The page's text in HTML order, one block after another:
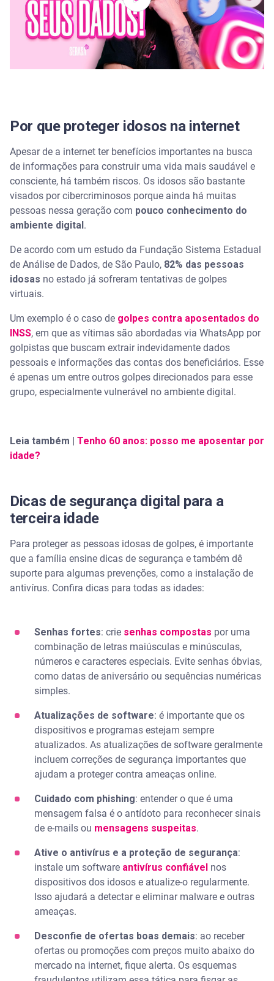
Por que proteger idosos na internet
Apesar de a internet ter benefícios importantes na busca
de informações para construir uma vida mais saudável e
consciente, há também riscos. Os idosos são bastante
visados por cibercriminosos porque ainda há muitas
pessoas nessa geração com pouco conhecimento do
ambiente digital .
De acordo com um estudo da Fundação Sistema Estadual
de Análise de Dados, de São Paulo, 82% das pessoas
idosas no estado já sofreram tentativas de golpes
virtuais.
Um exemplo é o caso de golpes contra aposentados do
INSS, em que as vítimas são abordadas via WhatsApp por
golpistas que buscam extrair indevidamente dados
pessoais e informações das contas dos beneficiários. Esse
é apenas um entre outros golpes direcionados para esse
grupo, especialmente vulnerável no ambiente digital.
Leia também | Tenho 60 anos: posso me aposentar por
idade?
Dicas de segurança digital para a
terceira idade
Para proteger as pessoas idosas de golpes, é importante
que a família ensine dicas de segurança e também dê
suporte para algumas prevenções, como a instalação de
antivírus. Confira dicas para todas as idades:
Senhas fortes: crie senhas compostas por uma
combinação de letras maiúsculas e minúsculas,
números e caracteres especiais. Evite senhas óbvias,
como datas de aniversário ou sequências numéricas
simples.
Atualizações de software: é importante que os
dispositivos e programas estejam sempre
atualizados. As atualizações de software geralmente
incluem correções de segurança importantes que
ajudam a proteger contra ameaças online.
Cuidado com phishing: entender o que é uma
mensagem falsa é o antídoto para reconhecer sinais
de e-mails ou mensagens suspeitas.
Ative o antivírus e a proteção de segurança:
instale um software antivírus confiável nos
dispositivos dos idosos e atualize-o regularmente.
Isso ajudará a detectar e eliminar malware e outras
ameaças.
Desconfie de ofertas boas demais: ao receber
ofertas ou promoções com preços muito abaixo do
mercado na internet, fique alerta. Os esquemas